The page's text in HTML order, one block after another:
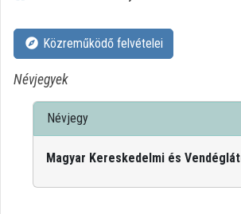
Kategóriák
Lejátszási listák
Intézmények
Közreműködők
Megjelenés: világos
Közreműködő felvételei
Névjegyek
Névjegy
Magyar Kereskedelmi és